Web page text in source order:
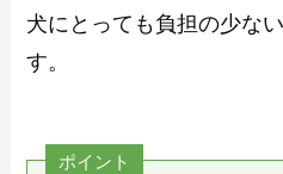
犬にとっても負担の少な
す。
ポイント